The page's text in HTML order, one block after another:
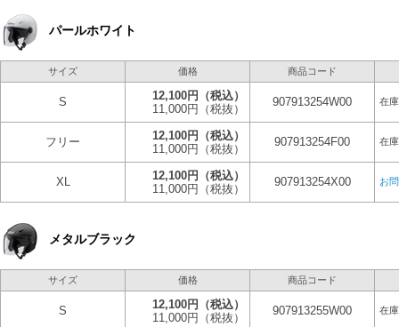
パールホワイト
サイズ 価格 商品コード
S 12,100円
（税込）
11,000円
（税抜）
907913254W00 在
フリー 12,100円
（税込）
11,000円
（税抜）
907913254F00 在
XL 12,100円
（税込）
11,000円
（税抜）
907913254X00 お
メタルブラック
サイズ 価格 商品コード
S 12,100円
（税込）
11,000円
（税抜）
907913255W00 在